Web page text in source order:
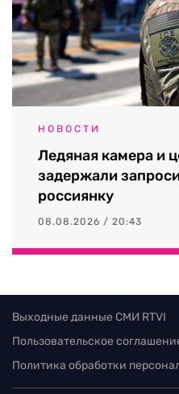
НОВОСТИ
Ледяная камера и
задержали
россиянку
08.08.2026 / 20:43
Выходные данные СМИ RTVI
Пользовательское
Политика обработки